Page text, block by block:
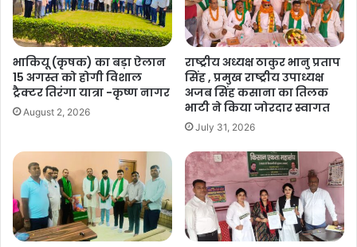
भाकियू (कृषक) का बड़ा ऐलान
15 अगस्त को होगी विशाल
ट्रैक्टर तिरंगा यात्रा -कृष्ण नागर
August 2, 2026
राष्ट्रीय अध्यक्ष ठाकुर भानु प्रताप
सिंह , प्रमुख राष्ट्रीय उपाध्यक्ष
अजब सिंह कसाना का तिलक
भाटी ने किया जोरदार स्वागत
July 31, 2026